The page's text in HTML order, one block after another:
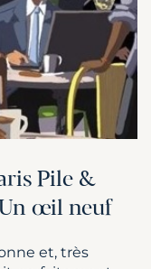
Pile &
Un œil neuf
et, très